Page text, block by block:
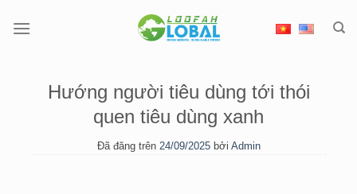
đến
Hướng người tiêu dùng tới thói
quen tiêu dùng xanh
Đã đăng trên 24/09/2025 bởi Admin